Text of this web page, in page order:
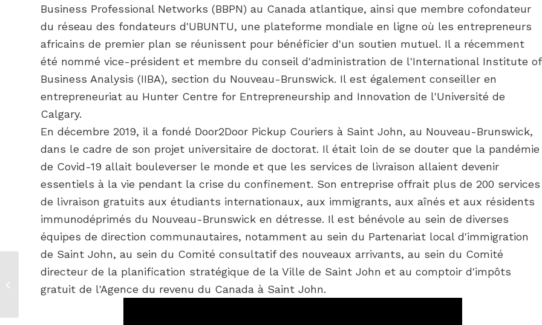
Business Professional Networks (BBPN) au Canada atlantique, ainsi que membre cofondateur
du réseau des fondateurs d'UBUNTU, une plateforme mondiale en ligne où les entrepreneurs
africains de premier plan se réunissent pour bénéficier d'un soutien mutuel. Il a récemment
été nommé vice-président et membre du conseil d'administration de l'International Institute of
Business Analysis (IIBA), section du Nouveau-Brunswick. Il est également conseiller en
entrepreneuriat au Hunter Centre for Entrepreneurship and Innovation de l'Université de
Calgary.
En décembre 2019, il a fondé Door2Door Pickup Couriers à Saint John, au Nouveau-Brunswick,
dans le cadre de son projet universitaire de doctorat. Il était loin de se douter que la pandémie
de Covid-19 allait bouleverser le monde et que les services de livraison allaient devenir
essentiels à la vie pendant la crise du confinement. Son entreprise offrait plus de 200 services
de livraison gratuits aux étudiants internationaux, aux immigrants, aux aînés et aux résidents
immunodéprimés du Nouveau-Brunswick en détresse. Il est bénévole au sein de diverses
équipes de direction communautaires, notamment au sein du Partenariat local d'immigration
de Saint John, au sein du Comité consultatif des nouveaux arrivants, au sein du Comité
directeur de la planification stratégique de la Ville de Saint John et au comptoir d'impôts
gratuit de l'Agence du revenu du Canada à Saint John.
Projet On Canada
statu quo avec